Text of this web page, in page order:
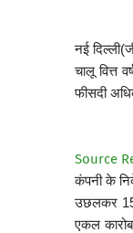
नई
चालू वित्त
फीसदी
Source
कंपनी के
उछलकर
एकल